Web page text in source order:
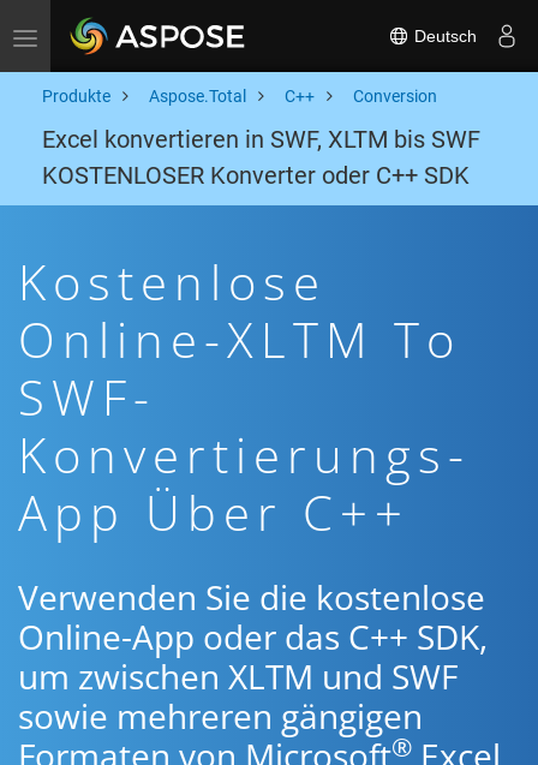
Toggle navigation Deutsch
Produkte Aspose.Total C++ Conversion
Excel konvertieren in SWF, XLTM bis SWF
KOSTENLOSER Konverter oder C++ SDK
Kostenlose
Online-XLTM To
SWF-
Konvertierungs-
App Über C++
Verwenden Sie die kostenlose
Online-App oder das C++ SDK,
um zwischen XLTM und SWF
sowie mehreren gängigen
Formaten von Microsoft® Excel